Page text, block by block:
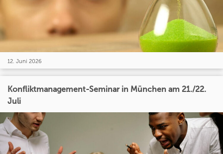
12. Juni 2026
Konfliktmanagement-Seminar in München am 21./22.
Juli